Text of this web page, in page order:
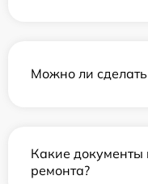
Можно ли
Какие документы
ремонта?